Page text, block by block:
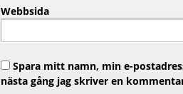
Webbsida
Spara mitt namn, min e-
nästa gång jag skriver en